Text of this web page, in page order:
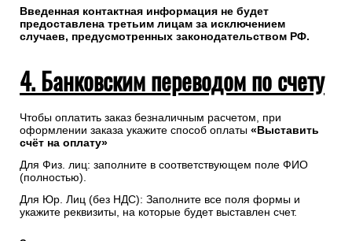
Введенная контактная информация не будет
предоставлена третьим лицам за исключением
случаев, предусмотренных законодательством РФ.
4. Банковским переводом по счету
Чтобы оплатить заказ безналичным расчетом, при
оформлении заказа укажите способ оплаты «Выставить
счёт на оплату»
Для Физ. лиц: заполните в соответствующем поле ФИО
(полностью).
Для Юр. Лиц (без НДС): Заполните все поля формы и
укажите реквизиты, на которые будет выставлен счет.